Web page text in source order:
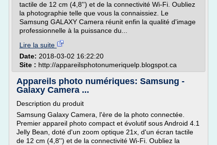
tactile de 12 cm (4,8'') et de la connectivité Wi-Fi. Oubliez
la photographie telle que vous la connaissiez. Le
Samsung GALAXY Camera réunit enfin la qualité d'image
professionnelle à la puissance du...
Lire la suite
Date: 2018-03-02 16:22:20
Site : http://appareilsphotonumeriquelp.blogspot.ca
Appareils photo numériques: Samsung -
Galaxy Camera ...
Description du produit
Samsung Galaxy Camera, l'ère de la photo connectée.
Premier appareil photo compact et évolutif sous Android 4.1
Jelly Bean, doté d'un zoom optique 21x, d'un écran tactile
de 12 cm (4,8'') et de la connectivité Wi-Fi. Oubliez la